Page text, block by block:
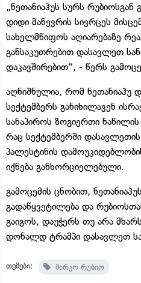
„ნეთანიაჰუს სურს
დიდი მანევრის სივრცეს
სახელმწიფოს აღიარებაზე
განსაკუთრებით დასავლეთ
დაკავშირებით“, - წერს
აღნიშნულია, რომ ნეთანიაჰუ
სექტემბერს განიხილავენ
სანაპიროს ზოგიერთი
რაც სექტემბერში
პალესტინის
იქნება განხორციელებული.
გამოცემის ცნობით,
გადაწყვეტილება და
გაიგოს, დაუჭერს თუ არა
დონალდ ტრამპი დასავლეთ
თემები: მარკო რუბიო